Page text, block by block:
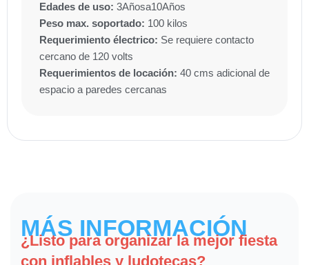
Edades de uso: 3Añosa10Años
Peso max. soportado: 100 kilos
Requerimiento électrico: Se requiere contacto
cercano de 120 volts
Requerimientos de locación: 40 cms adicional de
espacio a paredes cercanas
MÁS INFORMACIÓN
¿Listo para organizar la mejor fiesta
con inflables y ludotecas?